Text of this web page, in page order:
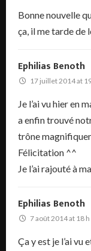
Bonne nouvelle
ça, il me tarde de
Ephilias Benoth
17 juillet 2014 at
Je l’ai vu hier en
a enfin trouvé
trône
Félicitation ^^
Je l’ai rajouté à
Ephilias Benoth
7 août 2014 at 18
Ça y est je l’ai vu